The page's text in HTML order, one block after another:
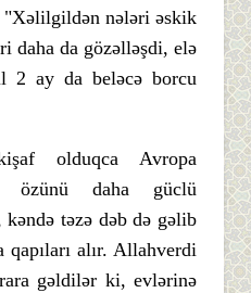
nələri əskik
da gözəlləşdi, elə
ay da beləcə borcu
olduqca Avropa
özünü daha güclü
təzə dəb də gəlib
qapıları alır. Allahverdi
gəldilər ki, evlərinə